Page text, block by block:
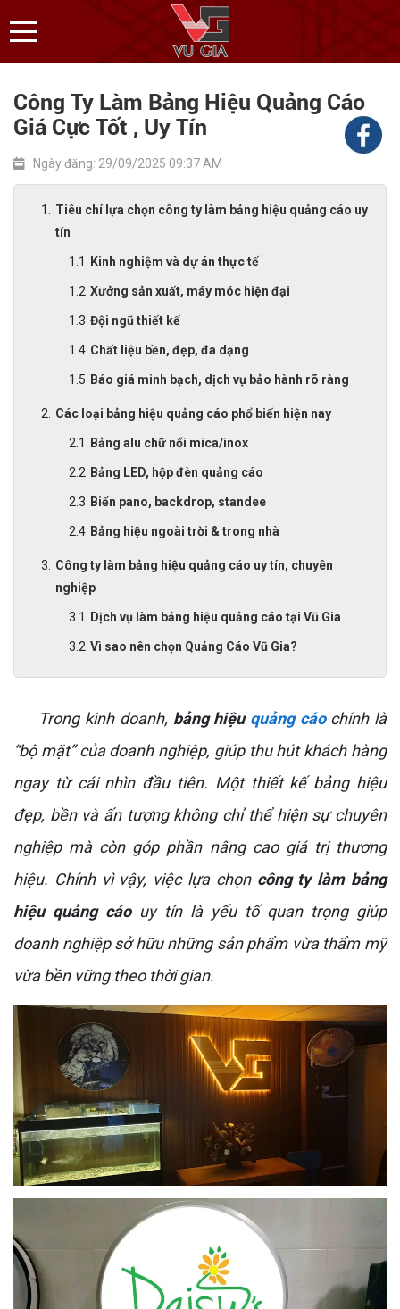
Công Ty Làm Bảng Hiệu Quảng Cáo
Giá Cực Tốt , Uy Tín
Ngày đăng: 29/09/2025 09:37 AM
Tiêu chí lựa chọn công ty làm bảng hiệu quảng cáo uy
tín
Kinh nghiệm và dự án thực tế
Xưởng sản xuất, máy móc hiện đại
Đội ngũ thiết kế
Chất liệu bền, đẹp, đa dạng
Báo giá minh bạch, dịch vụ bảo hành rõ ràng
Các loại bảng hiệu quảng cáo phổ biến hiện nay
Bảng alu chữ nổi mica/inox
Bảng LED, hộp đèn quảng cáo
Biển pano, backdrop, standee
Bảng hiệu ngoài trời & trong nhà
Công ty làm bảng hiệu quảng cáo uy tín, chuyên
nghiệp
Dịch vụ làm bảng hiệu quảng cáo tại Vũ Gia
Vì sao nên chọn Quảng Cáo Vũ Gia?
Trong kinh doanh, bảng hiệu quảng cáochính là
“bộ mặt” của doanh nghiệp, giúp thu hút khách hàng
ngay từ cái nhìn đầu tiên. Một thiết kế bảng hiệu
đẹp, bền và ấn tượng không chỉ thể hiện sự chuyên
nghiệp mà còn góp phần nâng cao giá trị thương
hiệu. Chính vì vậy, việc lựa chọn công ty làm bảng
hiệu quảng cáouy tín là yếu tố quan trọng giúp
doanh nghiệp sở hữu những sản phẩm vừa thẩm mỹ
vừa bền vững theo thời gian.